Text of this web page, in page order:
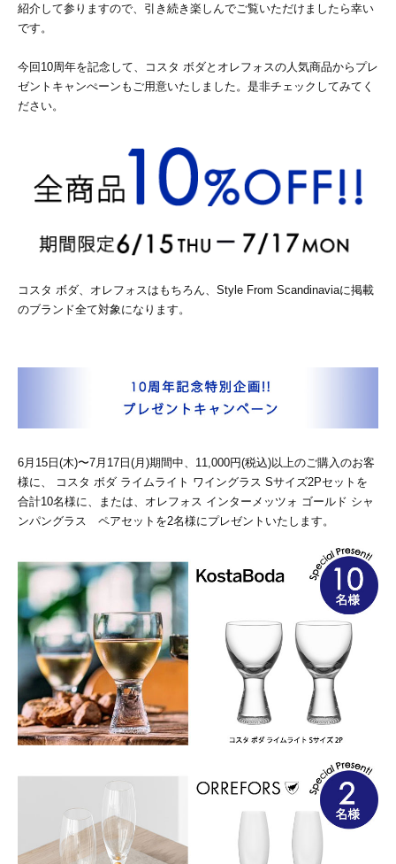
紹介して参りますので、引き続き楽しんでご覧いただけましたら幸い
です。
今回10周年を記念して、コスタ ボダとオレフォスの人気商品からプレ
ゼントキャンぺーンもご用意いたしました。是非チェックしてみてく
ださい。
コスタ ボダ、オレフォスはもちろん、Style From Scandinaviaに掲載
のブランド全て対象になります。
6月15日(木)〜7月17日(月)期間中、11,000円(税込)以上のご購入のお客
様に、 コスタ ボダ ライムライト ワイングラス Sサイズ2Pセットを
合計10名様に、または、オレフォス インターメッツォ ゴールド シャ
ンパングラス ペアセットを2名様にプレゼントいたします。